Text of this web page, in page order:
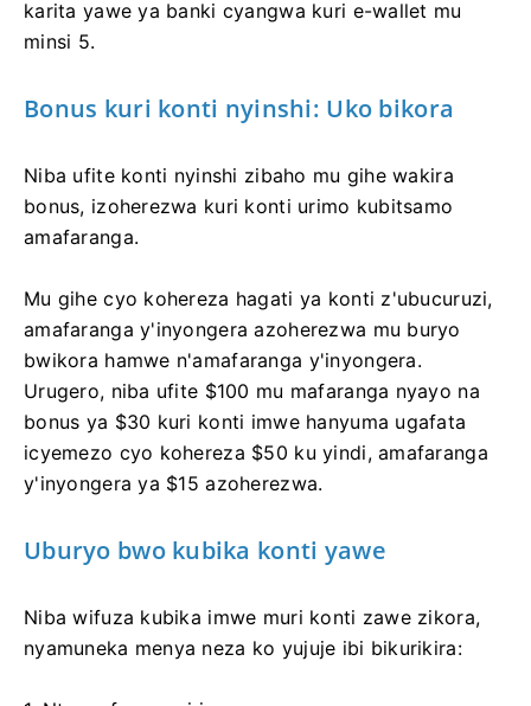
karita yawe ya banki cyangwa kuri e-wallet mu
minsi 5.
Bonus kuri konti nyinshi: Uko bikora
Niba ufite konti nyinshi zibaho mu gihe wakira
bonus, izoherezwa kuri konti urimo kubitsamo
amafaranga.
Mu gihe cyo kohereza hagati ya konti z'ubucuruzi,
amafaranga y'inyongera azoherezwa mu buryo
bwikora hamwe n'amafaranga y'inyongera.
Urugero, niba ufite $100 mu mafaranga nyayo na
bonus ya $30 kuri konti imwe hanyuma ugafata
icyemezo cyo kohereza $50 ku yindi, amafaranga
y'inyongera ya $15 azoherezwa.
Uburyo bwo kubika konti yawe
Niba wifuza kubika imwe muri konti zawe zikora,
nyamuneka menya neza ko yujuje ibi bikurikira: